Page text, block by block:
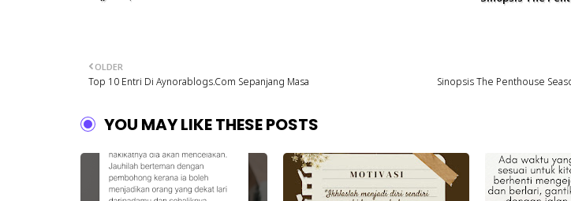
Sinopsis The Penthouse
OLDER
Top 10 Entri Di Aynorablogs.Com Sepanjang Masa
YOU MAY LIKE THESE POSTS